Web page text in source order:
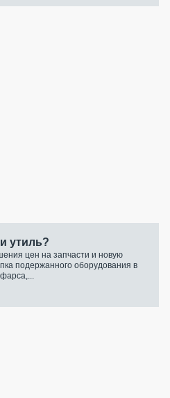
утиль?
цен на запчасти и новую
подержанного оборудования в